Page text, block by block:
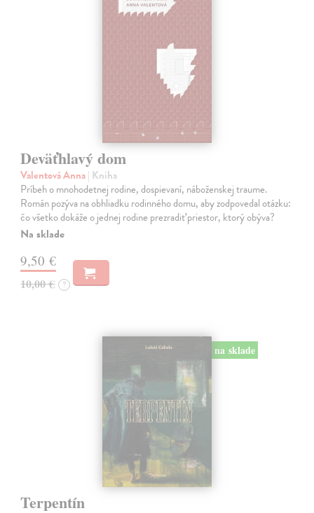
Deväťhlavý dom
Valentová Anna| Kniha
Príbeh o mnohodetnej rodine, dospievaní, náboženskej traume.
Román pozýva na obhliadku rodinného domu, aby zodpovedal otázku:
čo všetko dokáže o jednej rodine prezradiť priestor, ktorý obýva?
Na sklade
9,50 €
10,00 € ?
na sklade
Terpentín